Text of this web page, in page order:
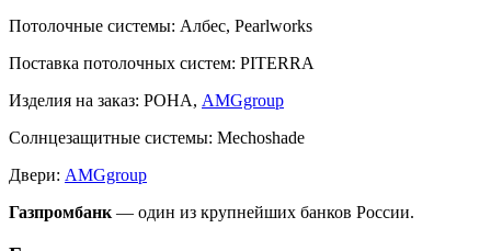
Потолочные системы: Албес, Pearlworks
Поставка потолочных систем: PITERRA
Изделия на заказ: РОНА, AMGgroup
Солнцезащитные системы: Mechoshade
Двери: AMGgroup
Газпромбанк — один из крупнейших банков России.